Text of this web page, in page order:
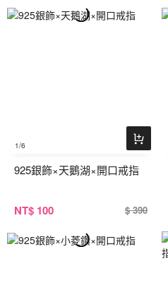
1/6
925銀飾×天鵝湖×開口戒指
NT$ 100 $ 390